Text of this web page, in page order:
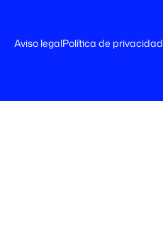
Aviso legalPolítica de privacidad